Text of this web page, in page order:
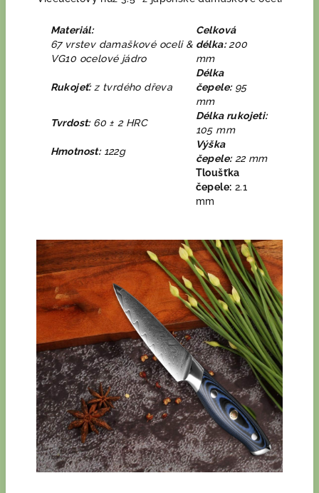
Materiál:
67vrstev damaškové oceli &
VG10 ocelové jádro
Celková
délka:200
mm
Rukojeť:z tvrdého dřeva
Délka
čepele:95
mm
Tvrdost: 60 ± 2 HRC
Délka rukojeti:
105 mm
Hmotnost:122g
Výška
čepele:22 mm
Tloušťka
čepele: 2.1
mm